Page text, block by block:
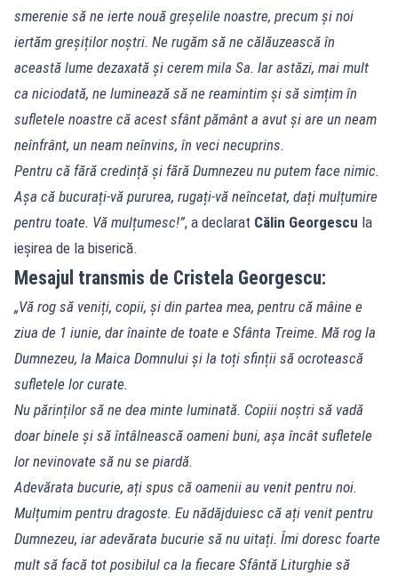
smerenie să ne ierte nouă greșelile noastre, precum și noi
iertăm greșiților noștri. Ne rugăm să ne călăuzească în
această lume dezaxată și cerem mila Sa. Iar astăzi, mai mult
ca niciodată, ne luminează să ne reamintim și să simțim în
sufletele noastre că acest sfânt pământ a avut și are un neam
neînfrânt, un neam neînvins, în veci necuprins.
Pentru că fără credință și fără Dumnezeu nu putem face nimic.
Așa că bucurați-vă pururea, rugați-vă neîncetat, dați mulțumire
pentru toate. Vă mulțumesc!”, a declarat Călin Georgescu la
ieșirea de la biserică.
Mesajul transmis de Cristela Georgescu:
„Vă rog să veniți, copii, și din partea mea, pentru că mâine e
ziua de 1 iunie, dar înainte de toate e Sfânta Treime. Mă rog la
Dumnezeu, la Maica Domnului și la toți sfinții să ocrotească
sufletele lor curate.
Nu părinților să ne dea minte luminată. Copiii noștri să vadă
doar binele și să întâlnească oameni buni, așa încât sufletele
lor nevinovate să nu se piardă.
Adevărata bucurie, ați spus că oamenii au venit pentru noi.
Mulțumim pentru dragoste. Eu nădăjduiesc că ați venit pentru
Dumnezeu, iar adevărata bucurie să nu uitați. Îmi doresc foarte
mult să facă tot posibilul ca la fiecare Sfântă Liturghie să